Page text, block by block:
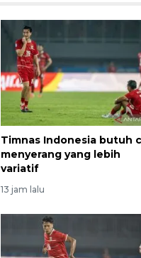
Timnas Indonesia butuh
menyerang yang lebih
variatif
13 jam lalu